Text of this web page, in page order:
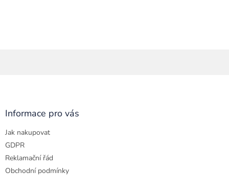
Informace pro vás
Jak nakupovat
GDPR
Reklamační řád
Obchodní podmínky